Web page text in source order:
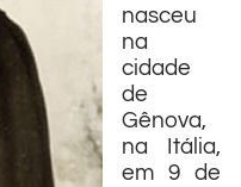
nasceu
na
cidade
de
Gênova,
na Itália,
em 9 de